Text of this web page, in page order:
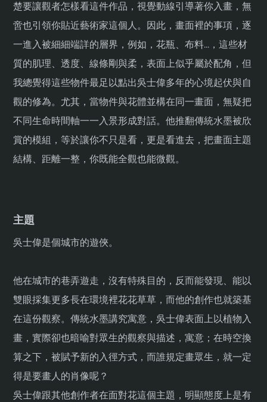
楚要讓觀者怎樣看這件作品，視覺動線引導著你入畫，無
啻也引領你貼近藝術家這個人。因此，畫面裡的事項，逐
一進入被細細端詳的層界，例如，花瓶、布料…，這些材
質的肌理、透度、線條剛與柔，表面上似乎屬於配角，但
我總覺得這些物件最足以點出吳士偉多年的心境起伏與自
觀的修為。尤其，當物件與花體並構在同一畫面，無疑把
不同生命時間軸一一入景形成對話。他推翻傳統水墨被欣
賞的模組，等於讓你不只是看，更是看進去，把畫面主題
結構、距離一整，你既能全觀也能微觀。
主題
吳士偉是個城市的遊俠。
他在城市的巷弄遊走，沒有特殊目的，反而能發現、能以
雙眼採集更多長在環境裡花花草草，而他的創作也就築基
在這份觀察。傳統水墨講究寓意，吳士偉表面上以植物入
畫，實際卻也暗喻對眾生的觀察與描述，寓意；在時空換
算之下，被賦予新的入徑方式，而誰規定畫眾生，就一定
得是要畫人的肖像呢？
吳士偉跟其他創作者在面對花這個主題，明顯態度上是有